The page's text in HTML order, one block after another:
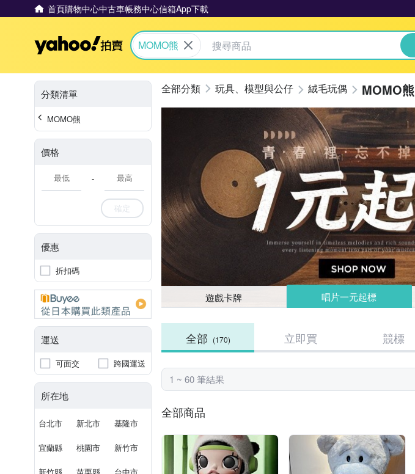
首頁購物中心中古車帳務中心信箱App下載
Yahoo拍賣
MOMO熊
分類清單
MOMO熊
價格
-
確定
優惠
折扣碼
運送
可面交 跨國運送
所在地
台北市 新北市 基隆市
宜蘭縣 桃園市 新竹市
玩具、模型與公仔 絨毛玩偶 MOMO熊
遊戲卡牌 唱片一元起標
全部 (170) 立即買 競標
1 ~ 60 筆結果
全部商品